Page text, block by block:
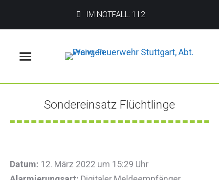
IM NOTFALL: 112
Sondereinsatz Flüchtlinge
Sie befinden sich hier:
Datum: 12. März 2022 um 15:29 Uhr